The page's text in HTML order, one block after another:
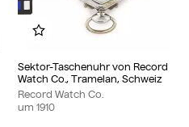
Sektor-Taschenuhr von Record
Watch Co., Tramelan, Schweiz
Record Watch Co.
um 1910
Zu meinem Album